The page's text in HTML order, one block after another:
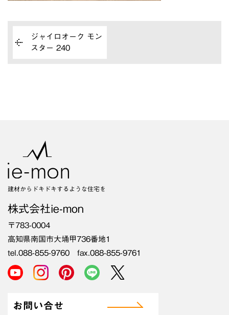
ジャイロオーク モン
スター 240
建材からドキドキするような住宅を
株式会社ie-mon
〒783-0004
高知県南国市大埇甲736番地1
tel.088-855-9760 fax.088-855-9761
お問い合せ